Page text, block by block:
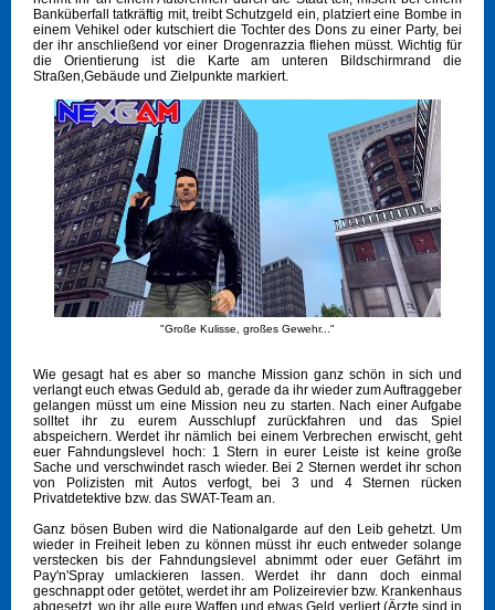
Banküberfall tatkräftig mit, treibt Schutzgeld ein, platziert eine Bombe in
einem Vehikel oder kutschiert die Tochter des Dons zu einer Party, bei
der ihr anschließend vor einer Drogenrazzia fliehen müsst. Wichtig für
die Orientierung ist die Karte am unteren Bildschirmrand die
Straßen,Gebäude und Zielpunkte markiert.
"Große Kulisse, großes Gewehr..."
Wie gesagt hat es aber so manche Mission ganz schön in sich und
verlangt euch etwas Geduld ab, gerade da ihr wieder zum Auftraggeber
gelangen müsst um eine Mission neu zu starten. Nach einer Aufgabe
solltet ihr zu eurem Ausschlupf zurückfahren und das Spiel
abspeichern. Werdet ihr nämlich bei einem Verbrechen erwischt, geht
euer Fahndungslevel hoch: 1 Stern in eurer Leiste ist keine große
Sache und verschwindet rasch wieder. Bei 2 Sternen werdet ihr schon
von Polizisten mit Autos verfogt, bei 3 und 4 Sternen rücken
Privatdetektive bzw. das SWAT-Team an.
Ganz bösen Buben wird die Nationalgarde auf den Leib gehetzt. Um
wieder in Freiheit leben zu können müsst ihr euch entweder solange
verstecken bis der Fahndungslevel abnimmt oder euer Gefährt im
Pay'n'Spray umlackieren lassen. Werdet ihr dann doch einmal
geschnappt oder getötet, werdet ihr am Polizeirevier bzw. Krankenhaus